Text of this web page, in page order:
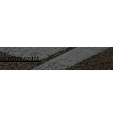
testas.